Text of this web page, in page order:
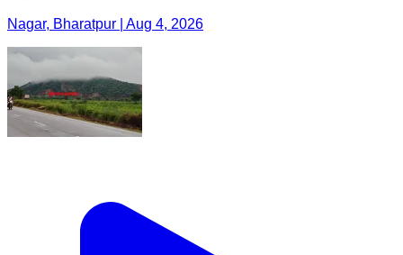
Nagar, Bharatpur | Aug 4, 2026